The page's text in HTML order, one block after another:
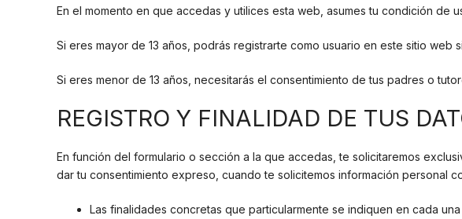
En el momento en que accedas y utilices esta web, asumes tu condición de
Si eres mayor de 13 años, podrás registrarte como usuario en este sitio
Si eres menor de 13 años, necesitarás el consentimiento de tus padres o
REGISTRO Y FINALIDAD DE TUS
En función del formulario o sección a la que accedas, te solicitaremos
dar tu consentimiento expreso, cuando te solicitemos información personal
Las finalidades concretas que particularmente se indiquen en cada